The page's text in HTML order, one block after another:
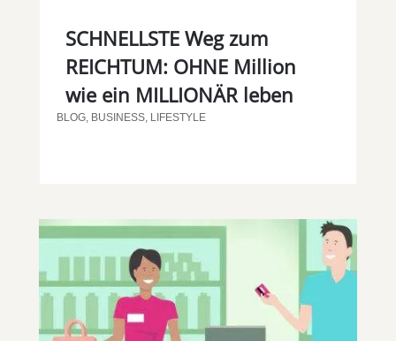
SCHNELLSTE Weg zum
REICHTUM: OHNE Million
wie ein MILLIONÄR leben
BLOG, BUSINESS, LIFESTYLE